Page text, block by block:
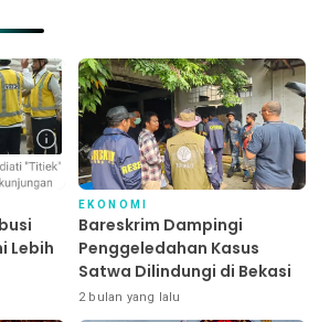
Lebih
EKONOMI
Bareskrim Dampingi
Penggeledahan Kasus
Satwa Dilindungi di Bekasi
2 bulan yang lalu